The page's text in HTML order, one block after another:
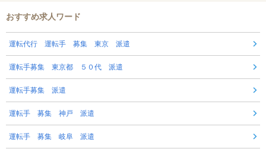
おすすめ求人ワード
運転代行 運転手 募集 東京 派遣
運転手募集 東京都 ５０代 派遣
運転手募集 派遣
運転手 募集 神戸 派遣
運転手 募集 岐阜 派遣